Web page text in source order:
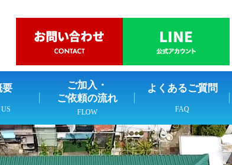
要
ご加入・
ご依頼の流れ
よくあるご質問